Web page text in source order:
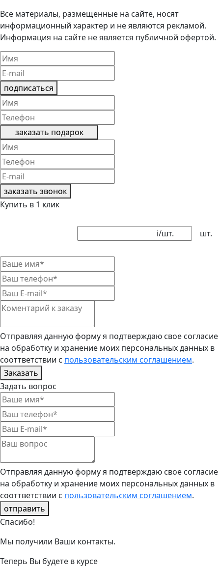
Все материалы, размещенные на сайте, носят
информационный характер и не являются рекламой.
Информация на сайте не является публичной офертой.
подписаться
заказать подарок
заказать звонок
Купить в 1 клик
шт.
i/шт.
Отправляя данную форму я подтверждаю свое согласие
на обработку и хранение моих персональных данных в
сооттветствии с пользовательским соглашением.
Заказать
Задать вопрос
Отправляя данную форму я подтверждаю свое согласие
на обработку и хранение моих персональных данных в
сооттветствии с пользовательским соглашением.
отправить
Спасибо!
Мы получили Ваши контакты.
Теперь Вы будете в курсе